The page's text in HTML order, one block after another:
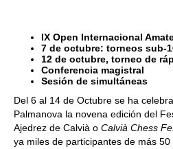
IX Open Internacional
7 de octubre: torneos sub-
12 de octubre, torneo de
Conferencia magistral
Sesión de simultáneas
Del 6 al 14 de Octubre se ha
Palmanova la novena edición del
Ajedrez de Calvià o Calvià Chess
ya miles de participantes de más